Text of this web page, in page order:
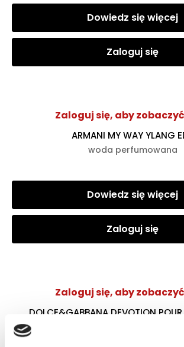
Dowiedz się więcej
Zaloguj się
Zaloguj się, aby
ARMANI MY WAY YLANG
woda perfumowana
Dowiedz się więcej
Zaloguj się
Zaloguj się, aby
DOLCE&GABBANA DEVOTION